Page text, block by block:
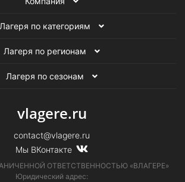
Лагеря по категориям
Лагеря по регионам
Лагеря по сезонам
vlagere.ru
contact@vlagere.ru
Мы ВКонтакте
ОТВЕТСТВЕННОСТЬЮ «ВЛАГЕРЕ»
Юридический адрес: